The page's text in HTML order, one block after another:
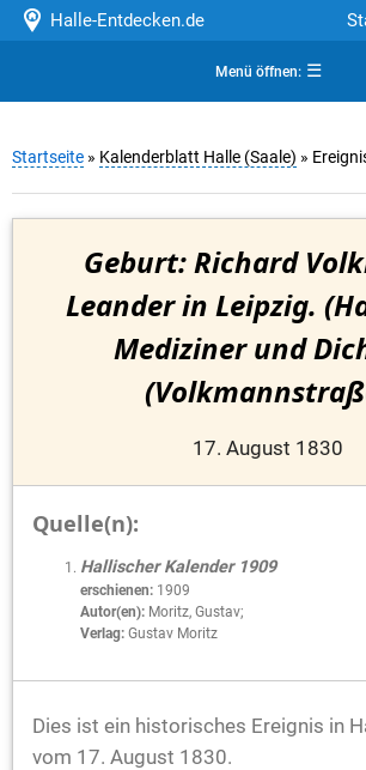
Halle-Entdecken.de
Menü öffnen:☰
Startseite » Kalenderblatt Halle (Saale) »
Geburt: Richard
Leander in Leipzig.
Mediziner und
17. August 1830
Quelle(n):
Hallischer Kalender 1909
erschienen: 1909
Autor(en): Moritz, Gustav;
Verlag: Gustav Moritz
Dies ist ein historisches Ereignis in
vom 17. August 1830.